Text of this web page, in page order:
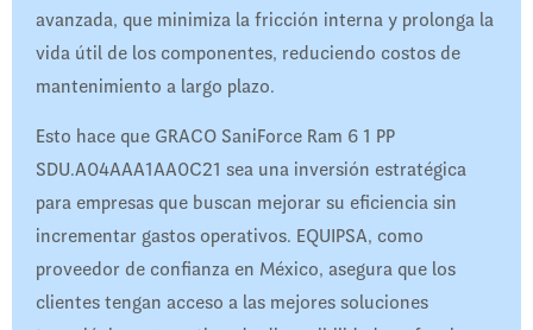
avanzada, que minimiza la fricción interna y prolonga la
vida útil de los componentes, reduciendo costos de
mantenimiento a largo plazo.
Esto hace que GRACO SaniForce Ram 6 1 PP
SDU.A04AAA1AA0C21 sea una inversión estratégica
para empresas que buscan mejorar su eficiencia sin
incrementar gastos operativos. EQUIPSA, como
proveedor de confianza en México, asegura que los
clientes tengan acceso a las mejores soluciones